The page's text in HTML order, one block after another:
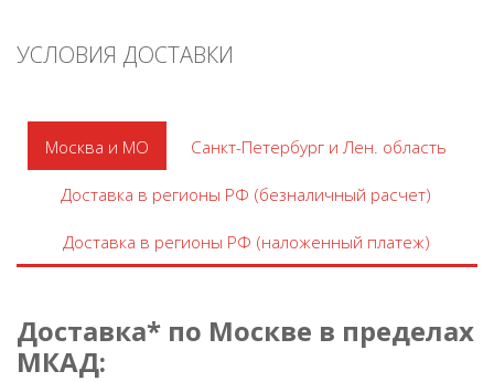
УСЛОВИЯ ДОСТАВКИ
Москва и МО Санкт-Петербург и Лен. область
Доставка в регионы РФ (безналичный расчет)
Доставка в регионы РФ (наложенный платеж)
Доставка* по Москве в пределах
МКАД: